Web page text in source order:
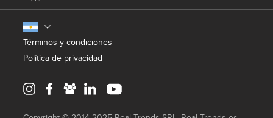
Términos y condiciones
Política de privacidad